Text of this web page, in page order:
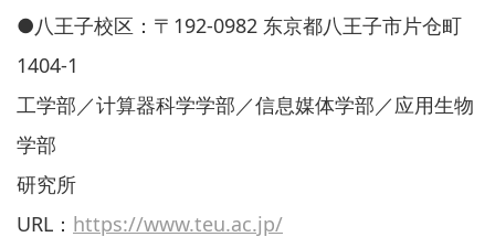
●八王子校区：〒192-0982 东京都八王子市片仓町
1404-1
工学部／计算器科学学部／信息媒体学部／应用生物
学部
研究所
URL： https://www.teu.ac.jp/